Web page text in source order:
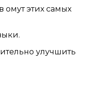
омут этих самых
улучшить